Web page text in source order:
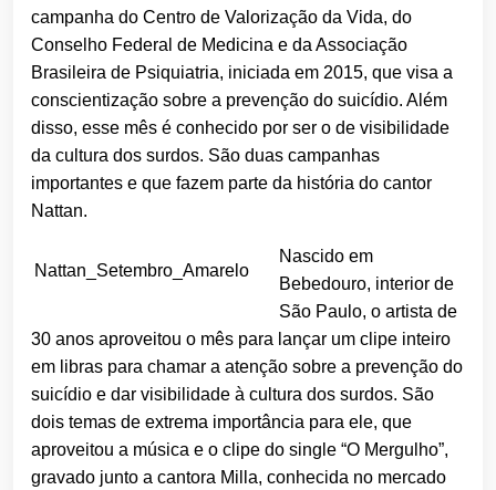
campanha do Centro de Valorização da Vida, do
Conselho Federal de Medicina e da Associação
Brasileira de Psiquiatria, iniciada em 2015, que visa a
conscientização sobre a prevenção do suicídio. Além
disso, esse mês é conhecido por ser o de visibilidade
da cultura dos surdos. São duas campanhas
importantes e que fazem parte da história do cantor
Nattan.
Nattan_Setembro_Amarelo
Nascido em
Bebedouro, interior de
São Paulo, o artista de
30 anos aproveitou o mês para lançar um clipe inteiro
em libras para chamar a atenção sobre a prevenção do
suicídio e dar visibilidade à cultura dos surdos. São
dois temas de extrema importância para ele, que
aproveitou a música e o clipe do single “O Mergulho”,
gravado junto a cantora Milla, conhecida no mercado